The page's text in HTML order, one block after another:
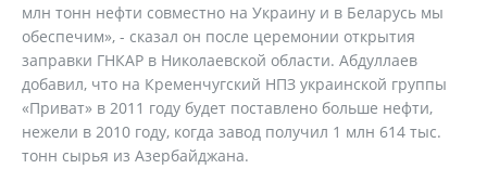
млн тонн нефти совместно на Украину и в Беларусь мы
обеспечим», - сказал он после церемонии открытия
заправки ГНКАР в Николаевской области. Абдуллаев
добавил, что на Кременчугский НПЗ украинской группы
«Приват» в 2011 году будет поставлено больше нефти,
нежели в 2010 году, когда завод получил 1 млн 614 тыс.
тонн сырья из Азербайджана.